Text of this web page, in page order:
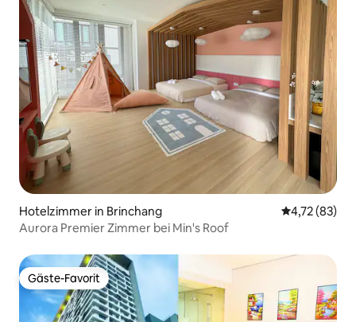
Hotelzimmer in Brinchang
4,72 (83)
Aurora Premier Zimmer bei Min's Roof
Gäste-Favorit
Gäste-Favorit